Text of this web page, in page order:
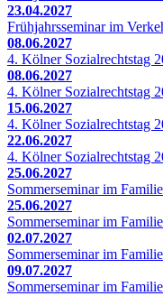
23.04.2027
Frühjahrsseminar im
08.06.2027
4. Kölner Sozialrechtstag
08.06.2027
4. Kölner Sozialrechtstag
15.06.2027
4. Kölner Sozialrechtstag
22.06.2027
4. Kölner Sozialrechtstag
25.06.2027
Sommerseminar im
25.06.2027
Sommerseminar im
02.07.2027
Sommerseminar im
09.07.2027
Sommerseminar im